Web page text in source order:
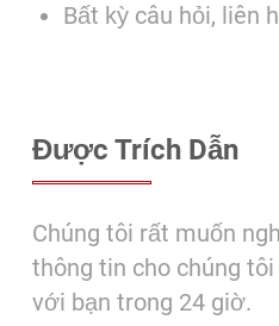
Bất kỳ câu hỏi, liên
Được Trích Dẫn
Chúng tôi rất muốn
thông tin cho chúng
với bạn trong 24 giờ.